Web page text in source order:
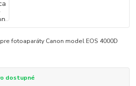
fotoaparáty Canon model EOS 4000D
dostupné